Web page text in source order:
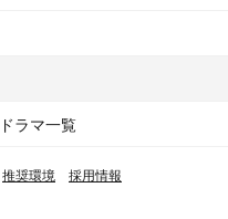
ドラマ一覧
推奨環境 採用情報